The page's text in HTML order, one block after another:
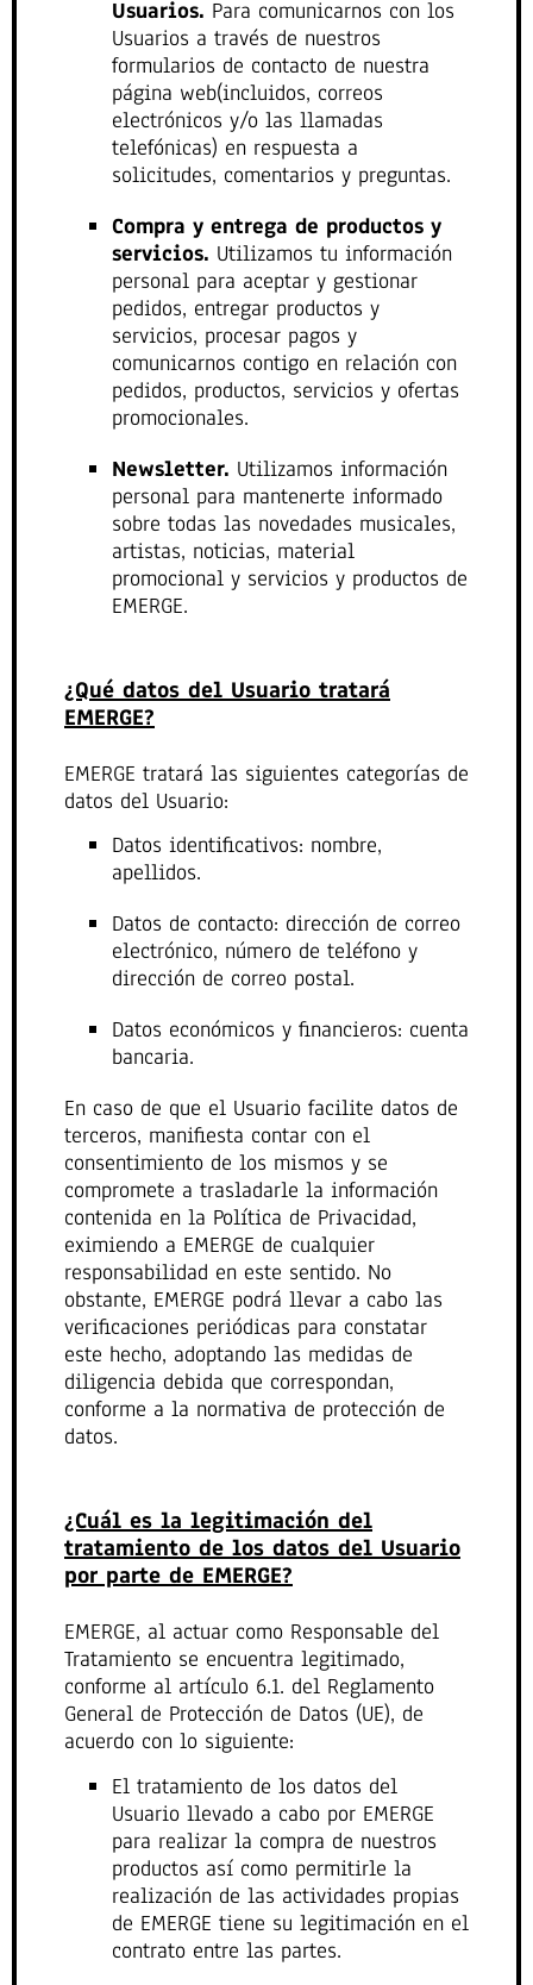
Usuarios. Para comunicarnos con los
Usuarios a través de nuestros
formularios de contacto de nuestra
página web(incluidos, correos
electrónicos y/o las llamadas
telefónicas) en respuesta a
solicitudes, comentarios y preguntas.
Compra y entrega de productos y
servicios. Utilizamos tu información
personal para aceptar y gestionar
pedidos, entregar productos y
servicios, procesar pagos y
comunicarnos contigo en relación con
pedidos, productos, servicios y ofertas
promocionales.
Newsletter. Utilizamos información
personal para mantenerte informado
sobre todas las novedades musicales,
artistas, noticias, material
promocional y servicios y productos de
EMERGE.
¿Qué datos del Usuario tratará
EMERGE?
EMERGE tratará las siguientes categorías de
datos del Usuario:
Datos identificativos: nombre,
apellidos.
Datos de contacto: dirección de correo
electrónico, número de teléfono y
dirección de correo postal.
Datos económicos y financieros: cuenta
bancaria.
En caso de que el Usuario facilite datos de
terceros, manifiesta contar con el
consentimiento de los mismos y se
compromete a trasladarle la información
contenida en la Política de Privacidad,
eximiendo a EMERGE de cualquier
responsabilidad en este sentido. No
obstante, EMERGE podrá llevar a cabo las
verificaciones periódicas para constatar
este hecho, adoptando las medidas de
diligencia debida que correspondan,
conforme a la normativa de protección de
datos.
¿Cuál es la legitimación del
tratamiento de los datos del Usuario
por parte de EMERGE?
EMERGE, al actuar como Responsable del
Tratamiento se encuentra legitimado,
conforme al artículo 6.1. del Reglamento
General de Protección de Datos (UE), de
acuerdo con lo siguiente:
El tratamiento de los datos del
Usuario llevado a cabo por EMERGE
para realizar la compra de nuestros
productos así como permitirle la
realización de las actividades propias
de EMERGE tiene su legitimación en el
contrato entre las partes.